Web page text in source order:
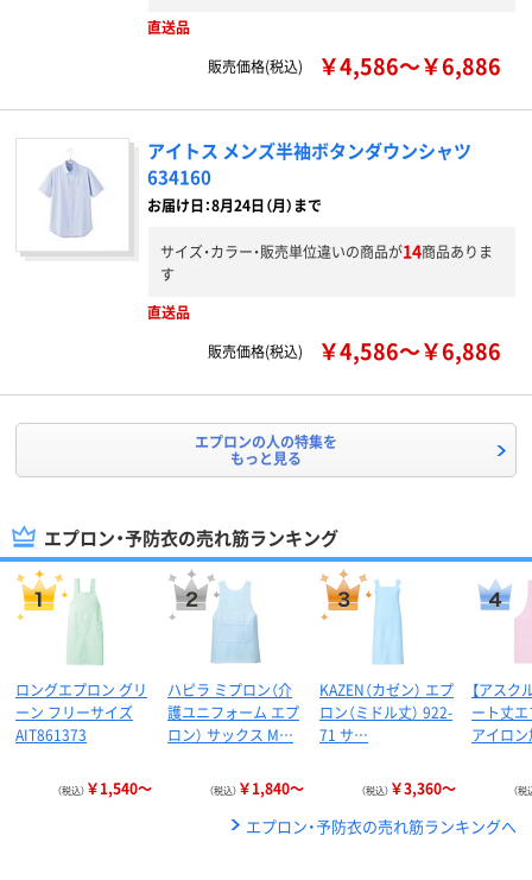
直送品
販売価格(税込)
￥4,586～￥6,886
アイトス メンズ半袖ボタンダウンシャツ
634160
お届け日：8月24日（月）まで
サイズ・カラー・販売単位違いの商品が14商品ありま
す
直送品
販売価格(税込)
￥4,586～￥6,886
エプロンの人の特集を
もっと見る
エプロン・予防衣の売れ筋ランキング
ロングエプロン グリ
ーン フリーサイズ
AIT861373
（税込） ￥1,540～
ハピラ ミプロン（介
護ユニフォーム エプ
ロン） サックス M…
（税込） ￥1,840～
KAZEN（カゼン） エプ
ロン（ミドル丈） 922-
71 サ…
（税込） ￥3,360～
【アスク
ート丈
アイロ
（税
エプロン・予防衣の売れ筋ランキングへ